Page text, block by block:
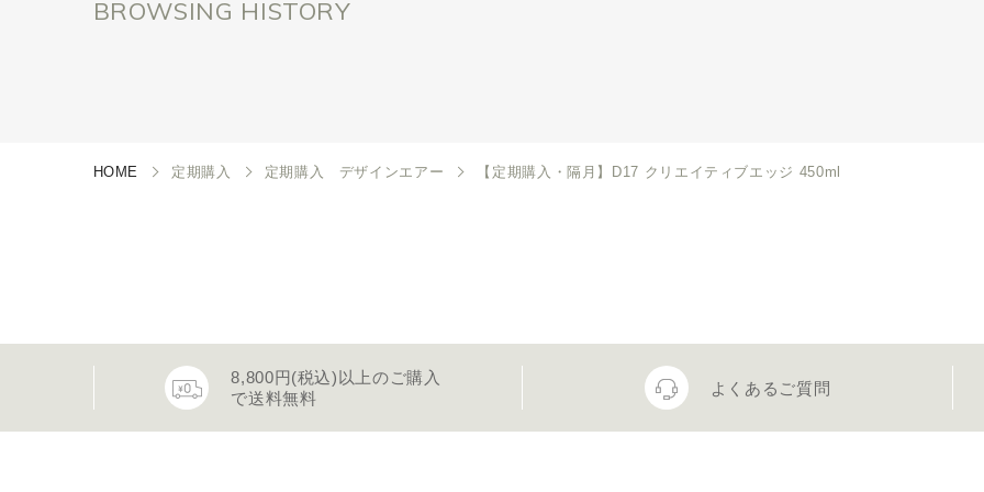
BROWSING HISTORY
HOME 定期購入 定期購入 デザインエアー 【定期購入・隔月】D17 クリエイティブエッジ 450ml
8,800円(税込)以上のご購入
で送料無料
よくあるご質問